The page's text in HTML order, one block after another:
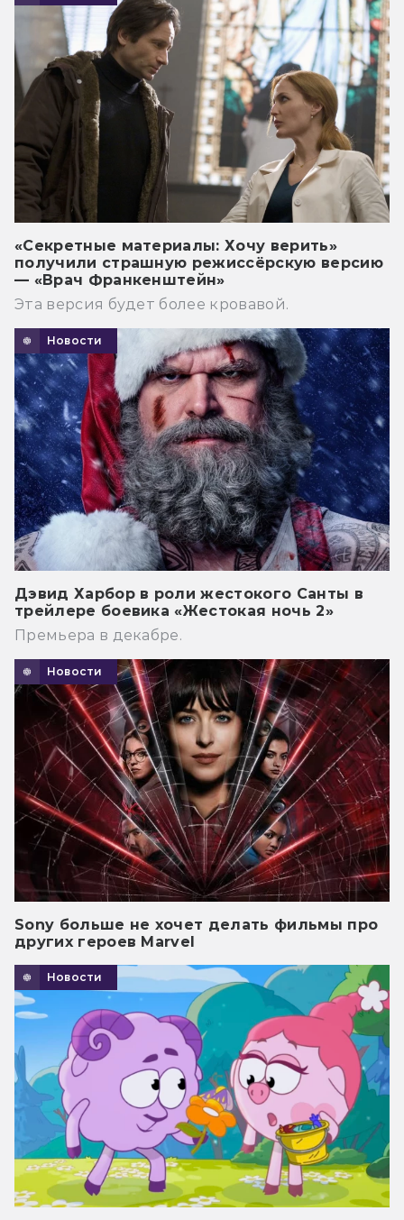
«Секретные материалы: Хочу верить»
получили страшную режиссёрскую версию
— «Врач Франкенштейн»
Эта версия будет более кровавой.
Новости
Дэвид Харбор в роли жестокого Санты в
трейлере боевика «Жестокая ночь 2»
Премьера в декабре.
Новости
Sony больше не хочет делать фильмы про
других героев Marvel
Новости